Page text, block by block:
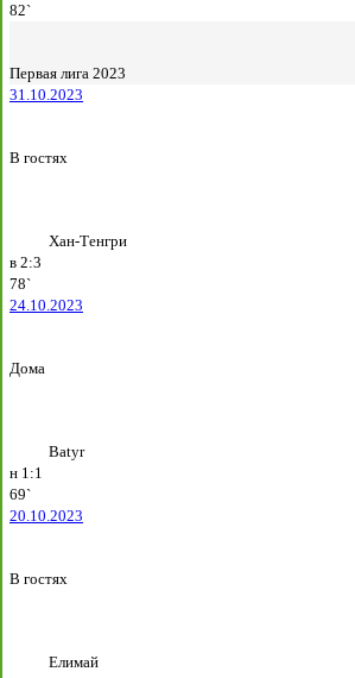
82`
Первая лига 2023
31.10.2023
В гостях
Хан-Тенгри
в 2:3
78`
24.10.2023
Дома
Batyr
н 1:1
69`
20.10.2023
В гостях
Елимай